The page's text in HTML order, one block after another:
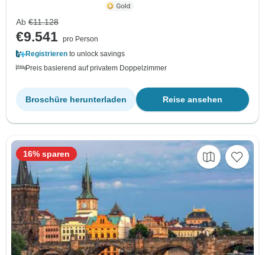
Ab €11.128
€9.541 pro Person
Registrieren to unlock savings
Preis basierend auf privatem Doppelzimmer
Reise ansehen
Broschüre herunterladen
16% sparen